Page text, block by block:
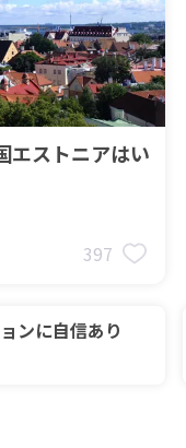
エストニアはい
397
ンに自信あり